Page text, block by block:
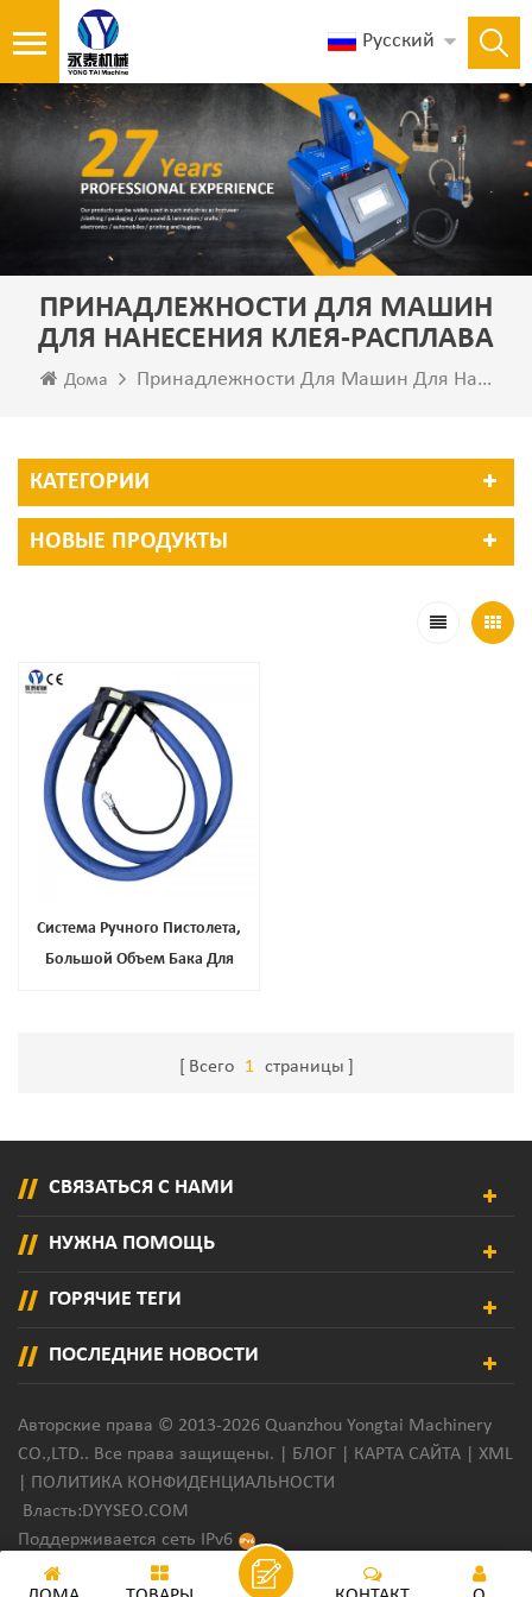
Русский
ПРИНАДЛЕЖНОСТИ ДЛЯ МАШИН
ДЛЯ НАНЕСЕНИЯ КЛЕЯ-РАСПЛАВА
Дома Принадлежности Для Машин Для Нанесения Клея-Расплава
КАТЕГОРИИ
НОВЫЕ ПРОДУКТЫ
Система Ручного Пистолета,
Большой Объем Бака Для
Всего 1 страницы
СВЯЗАТЬСЯ С НАМИ
НУЖНА ПОМОЩЬ
ГОРЯЧИЕ ТЕГИ
ПОСЛЕДНИЕ НОВОСТИ
Авторские права © 2013-2026 Quanzhou Yongtai Machinery
CO.,LTD.. Все права защищены. | БЛОГ КАРТА САЙТА
XML
ПОЛИТИКА КОНФИДЕНЦИАЛЬНОСТИ
Власть:DYYSEO.COM
Поддерживается сеть IPv6